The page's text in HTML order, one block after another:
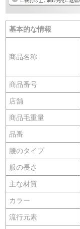
基本的な情報
商品名称
商品番号
店舗
商品毛重量
品番
腰のタイプ
服の長さ
主な材質
カラー
流行元素